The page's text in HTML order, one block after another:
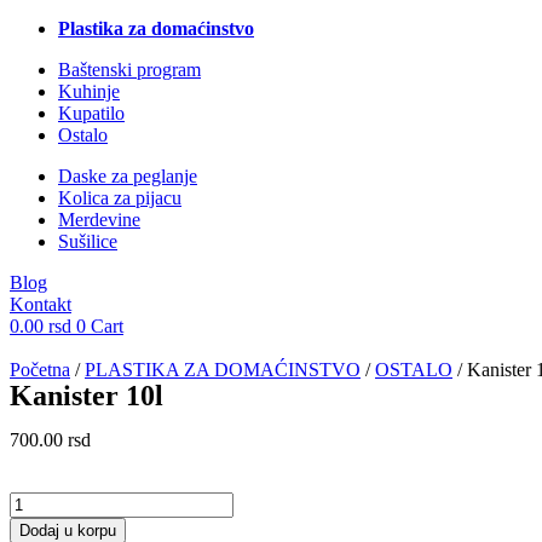
Plastika za domaćinstvo
Baštenski program
Kuhinje
Kupatilo
Ostalo
Daske za peglanje
Kolica za pijacu
Merdevine
Sušilice
Blog
Kontakt
0.00 rsd 0 Cart
Početna /PLASTIKA ZA DOMAĆINSTVO /OSTALO / Kanister
Kanister 10l
700.00 rsd
Kanister
10lDodaj u korpu